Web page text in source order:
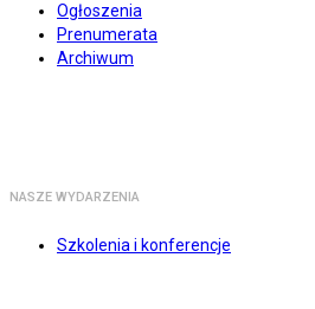
Ogłoszenia
Prenumerata
Archiwum
NASZE WYDARZENIA
Szkolenia i konferencje